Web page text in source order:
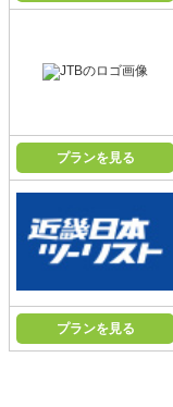
プランを見る
プランを見る